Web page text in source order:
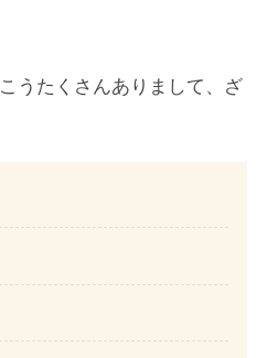
うたくさんありまして、ざ